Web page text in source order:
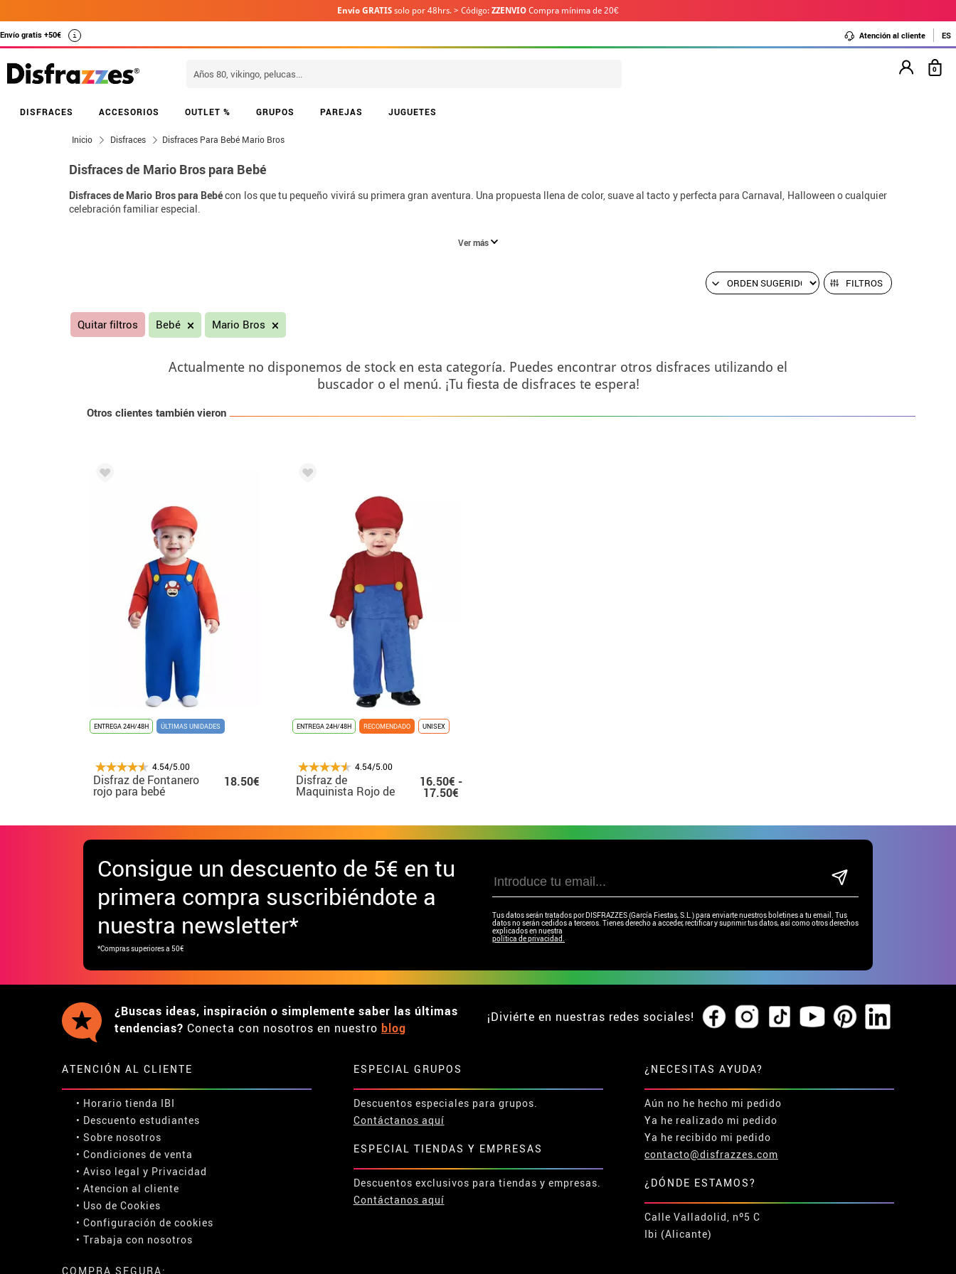
Envío GRATIS solo por 48hrs. > Código: ZZENVIO Compra mínima de 20€
Envío gratis +50€ i Atención al cliente ES
DISFRACES ACCESORIOS OUTLET % GRUPOS PAREJAS JUGUETES
0
Inicio Disfraces Disfraces Para Bebé Mario Bros
Disfraces de Mario Bros para Bebé
Disfraces de Mario Bros para Bebécon los que tu pequeño vivirá su primera gran aventura. Una propuesta llena de color, suave al tacto y perfecta para Carnaval, Halloween o cualquier
celebración familiar especial.
Ver más
FILTROS
Quitar filtros Bebé Mario Bros
Actualmente no disponemos de stock en esta categoría. Puedes encontrar otros disfraces utilizando el
buscador o el menú. ¡Tu fiesta de disfraces te espera!
Otros clientes también vieron
ENTREGA 24H/48H ÚLTIMAS UNIDADES
4.54/5.00
Disfraz de Fontanero
rojo para bebé
18.50€
ENTREGA 24H/48H RECOMENDADO UNISEX
4.54/5.00
Disfraz de
Maquinista Rojo de
Tren para niños y
16.50€ -
17.50€
Consigue un descuento de 5€ en tu
primera compra suscribiéndote a
nuestra newsletter*
*Compras superiores a 50€
Tus datos serán tratados por DISFRAZZES (García Fiestas, S.L.) para enviarte nuestros boletines a tu email. Tus
datos no serán cedidos a terceros. Tienes derecho a acceder, rectificar y suprimir tus datos, así como otros derechos
explicados en nuestra
política de privacidad.
¿Buscas ideas, inspiración o simplemente saber las últimas
tendencias? Conecta con nosotros en nuestro blog
¡Diviérte en nuestras redes sociales!
ATENCIÓN AL CLIENTE
• Horario tienda IBI
• Descuento estudiantes
• Sobre nosotros
• Condiciones de venta
• Aviso legal y Privacidad
• Atencion al cliente
• Uso de Cookies
• Configuración de cookies
• Trabaja con nosotros
ESPECIAL GRUPOS
Descuentos especiales para grupos.
Contáctanos aquí
ESPECIAL TIENDAS Y EMPRESAS
Descuentos exclusivos para tiendas y empresas.
Contáctanos aquí
¿NECESITAS AYUDA?
Aún no he hecho mi pedido
Ya he realizado mi pedido
Ya he recibido mi pedido
contacto@disfrazzes.com
¿DÓNDE ESTAMOS?
Calle Valladolid, nº5 C
Ibi (Alicante)
COMPRA SEGURA: